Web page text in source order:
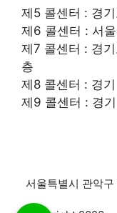
제5 콜센터 : 경
제6 콜센터 : 서
제7 콜센터 : 경
층
제8 콜센터 : 경
제9 콜센터 : 경
서울특별시 관악